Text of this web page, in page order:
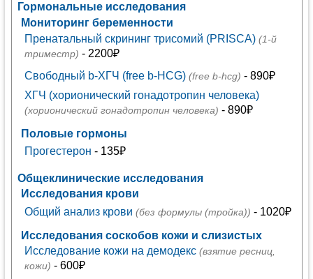
Гормональные исследования
Мониторинг беременности
Пренатальный скрининг трисомий (PRISCA) (1-й
триместр) - 2200₽
Свободный b-ХГЧ (free b-HCG) (free b-hcg) - 890₽
ХГЧ (хорионический гонадотропин человека)
(хорионический гонадотропин человека) - 890₽
Половые гормоны
Прогестерон - 135₽
Общеклинические исследования
Исследования крови
Общий анализ крови (без формулы (тройка)) - 1020₽
Исследования соскобов кожи и слизистых
Исследование кожи на демодекс (взятие ресниц,
кожи) - 600₽